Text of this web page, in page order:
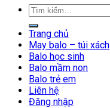
Trang chủ
May balo – túi xách
Balo học sinh
Balo mầm non
Balo trẻ em
Liên hệ
Đăng nhập